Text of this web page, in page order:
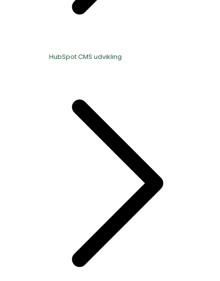
HubSpot CMS udvikling